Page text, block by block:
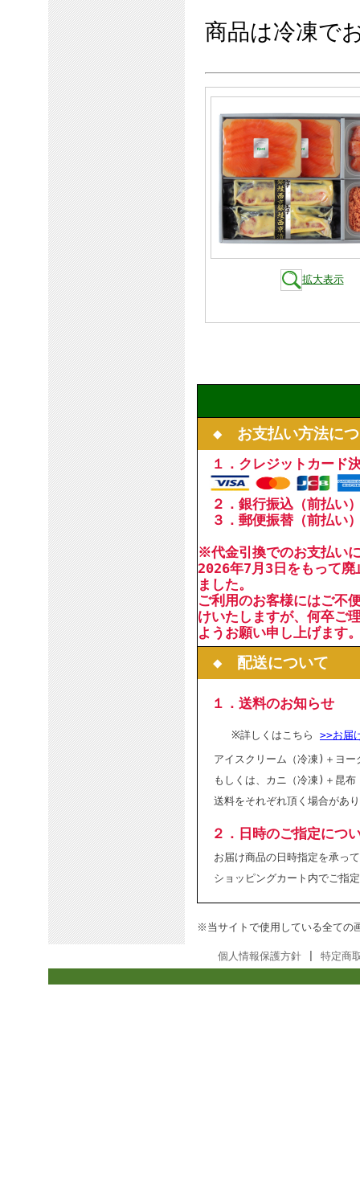
商品は冷凍で
拡大表示
◆ お支払い方法につ
１．クレジットカード
２．銀行振込（前払い
３．郵便振替（前払い
※代金引換でのお支払い
2026年7月3日をもって廃
ました。
ご利用のお客様にはご不
けいたしますが、何卒ご
ようお願い申し上げます
◆ 配送について
１．送料のお知らせ
※詳しくはこちら >>お届
アイスクリーム（冷凍)＋ヨー
もしくは、カニ（冷凍)＋昆布
送料をそれぞれ頂く場合があ
２．日時のご指定につ
お届け商品の日時指定を承っ
ショッピングカート内でご指
※当サイトで使用している全ての
個人情報保護方針 特定商